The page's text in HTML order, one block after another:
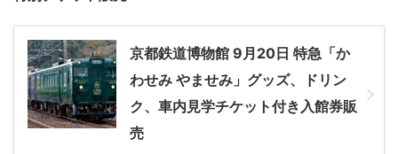
京都鉄道博物館 9月20日 特急「か
わせみ やませみ」グッズ、ドリン
ク、車内見学チケット付き入館券販
売